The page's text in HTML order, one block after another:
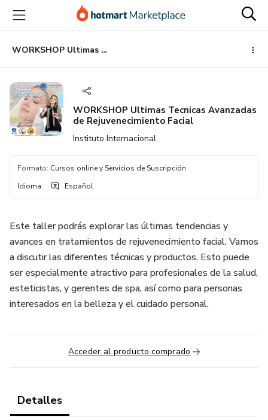
principal
página
de
página
WORKSHOP Ultimas Tecnicas Avanzadas de Rejuvenecimiento Facial
WORKSHOP Ultimas Tecnicas Avanzadas
de Rejuvenecimiento Facial
Instituto Internacional
Formato: Cursos online y Servicios de Suscripción
Idioma: Español
Este taller podrás explorar las últimas tendencias y
avances en tratamientos de rejuvenecimiento facial. Vamos
a discutir las diferentes técnicas y productos. Esto puede
ser especialmente atractivo para profesionales de la salud,
esteticistas, y gerentes de spa, así como para personas
interesados en la belleza y el cuidado personal.
Acceder al producto comprado
Detalles